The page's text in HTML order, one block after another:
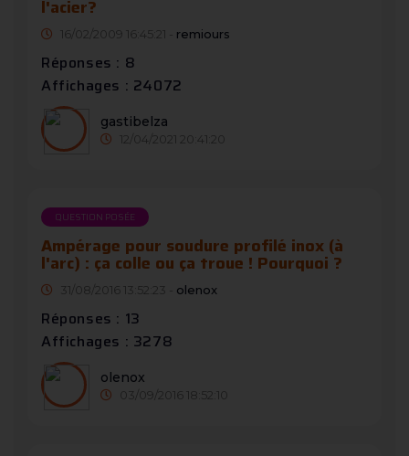
l'acier?
16/02/2009 16:45:21 - remiours
Réponses : 8
Affichages : 24072
gastibelza
12/04/2021 20:41:20
QUESTION POSÉE
Ampérage pour soudure profilé inox (à
l'arc) : ça colle ou ça troue ! Pourquoi ?
31/08/2016 13:52:23 - olenox
Réponses : 13
Affichages : 3278
olenox
03/09/2016 18:52:10